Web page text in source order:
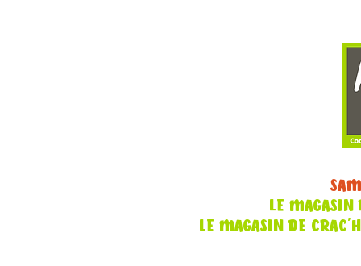
LE MAGASIN
LE MAGASIN DE